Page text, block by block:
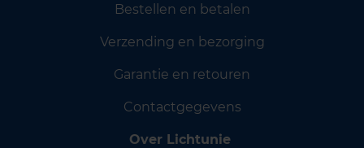
Bestellen en betalen
Verzending en bezorging
Garantie en retouren
Contactgegevens
Over Lichtunie